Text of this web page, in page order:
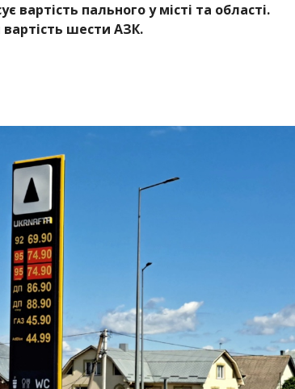
пального у місті та області.
шести АЗК.